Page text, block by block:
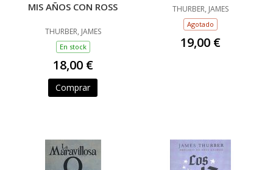
MIS AÑOS CON ROSS
THURBER, JAMES
En stock
18,00 €
Comprar
THURBER, JAMES
Agotado
19,00 €